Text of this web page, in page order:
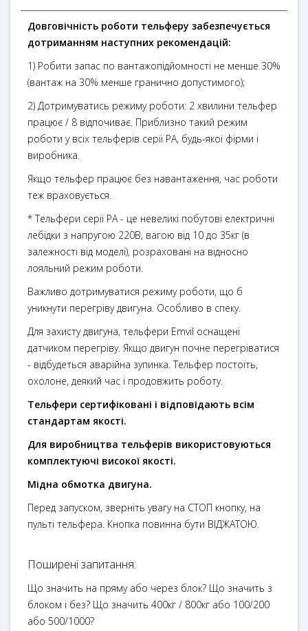
Довговічність роботи тельферу забезпечується
дотриманням наступних рекомендацій:
1) Робити запас по вантажопідйомності не менше 30%
(вантаж на 30% менше гранично допустимого);
2) Дотримуватись режиму роботи: 2 хвилини тельфер
працює / 8 відпочиває. Приблизно такий режим
роботи у всіх тельферів серії РА, будь-якої фірми і
виробника.
Якщо тельфер працює без навантаження, час роботи
теж враховується.
* Тельфери серії РА - це невеликі побутові електричні
лебідки з напругою 220В, вагою від 10 до 35кг (в
залежності від моделі), розраховані на відносно
лояльний режим роботи.
Важливо дотримуватися режиму роботи, що б
уникнути перегріву двигуна. Особливо в спеку.
Для захисту двигуна, тельфери Emvil оснащені
датчиком перегріву. Якщо двигун почне перегріватися
- відбудеться аварійна зупинка. Тельфер постоїть,
охолоне, деякий час і продовжить роботу.
Тельфери сертифіковані і відповідають всім
стандартам якості.
Для виробництва тельферів використовуються
комплектуючі високої якості.
Мідна обмотка двигуна.
Перед запуском, зверніть увагу на СТОП кнопку, на
пульті тельфера. Кнопка повинна бути ВІДЖАТОЮ.
Поширені запитання:
Що значить на пряму або через блок? Що значить з
блоком і без? Що значить 400кг / 800кг або 100/200
або 500/1000?